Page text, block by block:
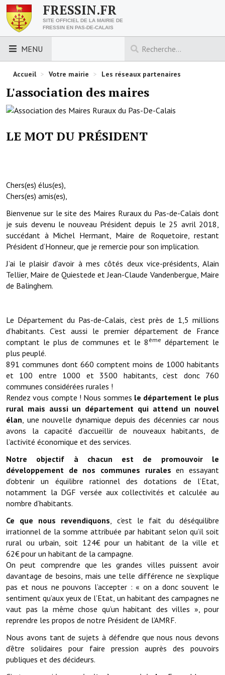
FRESSIN.FR
SITE OFFICIEL DE LA MAIRIE DE
FRESSIN EN PAS-DE-CALAIS
MENU
LES ESSENTIELS
Découvrez Fressin
Urbanisme
Les foulées fressinoises
ACCÈS RAPIDE
Démarches administratives
Projets et travaux en cours
Fêtes et manifestations
Terrains et maisons à vendre
VOTRE MAIRIE
Elus et agents
L'équipe municipale
Le personnel municipal
Les moyens financiers
Note de synthèse financière
Rapport d'orientation budgétaire
Actions et projets
Projets et travaux en cours
Procès verbaux des conseils municipaux
Communication
Le bulletin municipal : Fressinfo & Le Fressinois
Toutes les publications
Le village dans l'intercommunalité
Communauté de communes
Autres groupements
Accueil > Votre mairie > Les réseaux partenaires
L'association des maires
LE MOT DU PRÉSIDENT
Chers(es) élus(es),
Chers(es) amis(es),
Bienvenue sur le site des Maires Ruraux du Pas-de-Calais dont
je suis devenu le nouveau Président depuis le 25 avril 2018,
succédant à Michel Hermant, Maire de Roquetoire, restant
Président d’Honneur, que je remercie pour son implication.
J’ai le plaisir d’avoir à mes côtés deux vice-présidents, Alain
Tellier, Maire de Quiestede et Jean-Claude Vandenbergue, Maire
de Balinghem.
Le Département du Pas-de-Calais, c’est près de 1,5 millions
d’habitants. C’est aussi le premier département de France
comptant le plus de communes et le 8 ème département le
plus peuplé.
891 communes dont 660 comptent moins de 1000 habitants
et 100 entre 1000 et 3500 habitants, c’est donc 760
communes considérées rurales !
Rendez vous compte ! Nous sommes le département le plus
rural mais aussi un département qui attend un nouvel
élan, une nouvelle dynamique depuis des décennies car nous
avons la capacité d’accueillir de nouveaux habitants, de
l’activité économique et des services.
Notre objectif à chacun est de promouvoir le
développement de nos communes rurales en essayant
d’obtenir un équilibre rationnel des dotations de l’Etat,
notamment la DGF versée aux collectivités et calculée au
nombre d’habitants.
Ce que nous revendiquons, c’est le fait du déséquilibre
irrationnel de la somme attribuée par habitant selon qu’il soit
rural ou urbain, soit 124€ pour un habitant de la ville et
62€pour un habitant de la campagne.
On peut comprendre que les grandes villes puissent avoir
davantage de besoins, mais une telle différence ne s’explique
pas et nous ne pouvons l’accepter : « on a donc souvent le
sentiment qu’aux yeux de l’Etat, un habitant des campagnes ne
vaut pas la même chose qu’un habitant des villes », pour
reprendre les propos de notre Président de l’AMRF.
Nous avons tant de sujets à défendre que nous nous devons
d’être solidaires pour faire pression auprès des pouvoirs
publiques et des décideurs.